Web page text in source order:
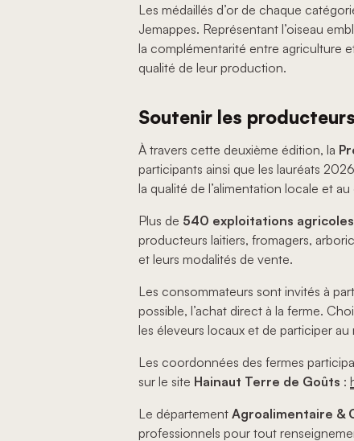
Les médaillés d’or de chaque
Jemappes. Représentant l’oiseau
la complémentarité entre agriculture
qualité de leur production.
Soutenir les
À travers cette deuxième édition, la
participants ainsi que les lauréats
la qualité de l’alimentation locale et
Plus de 540 exploitations agricoles
producteurs laitiers, fromagers,
et leurs modalités de vente.
Les consommateurs sont invités à
possible, l’achat direct à la ferme.
les éleveurs locaux et de participer
Les coordonnées des fermes
sur le site Hainaut Terre de Goûts :
Le département Agroalimentaire &
professionnels pour tout